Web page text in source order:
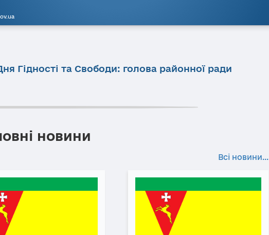
Гідності та Свободи: голова районної ради
новини
Всі новини...